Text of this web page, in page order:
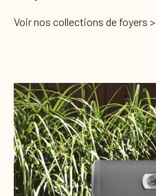
Voir nos collections de foyers >